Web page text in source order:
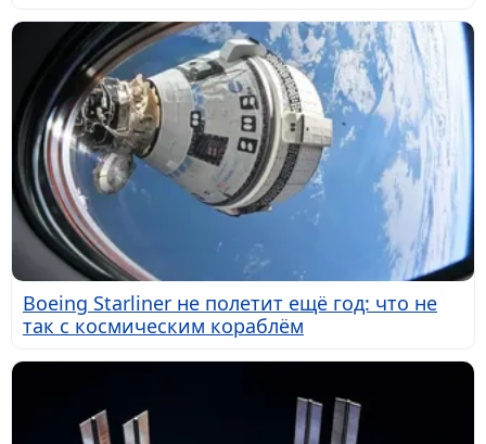
Boeing Starliner не полетит ещё год: что не
так с космическим кораблём